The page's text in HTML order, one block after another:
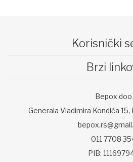
Korisnički
Brzi
Bepox doo
Generala Vladimira Kondića
011 7708
PIB: